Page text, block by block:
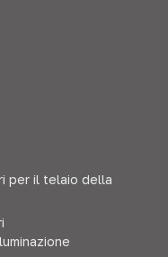
per il telaio della